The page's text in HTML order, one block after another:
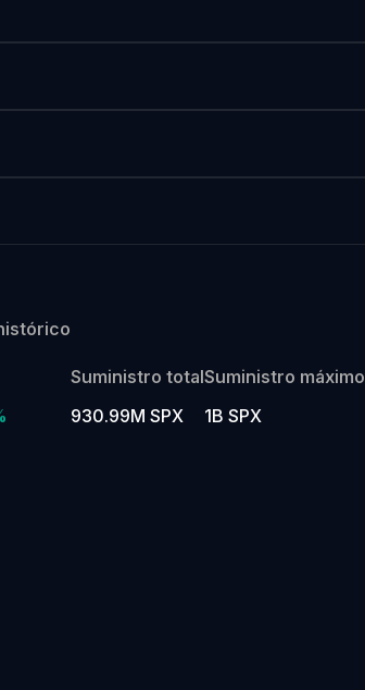
Suministro total
930.99M SPX
Suministro máximo
1B SPX